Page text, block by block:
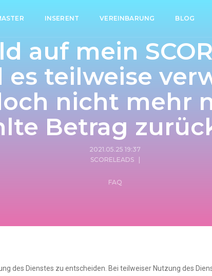
INSERENT VEREINBARUNG BLOG
auf mein
teilweise
nicht mehr
Betrag
2021.05.25 19:37
SCORELEADS|
FAQ
des Dienstes zu entscheiden. Bei teilweiser Nutzung des